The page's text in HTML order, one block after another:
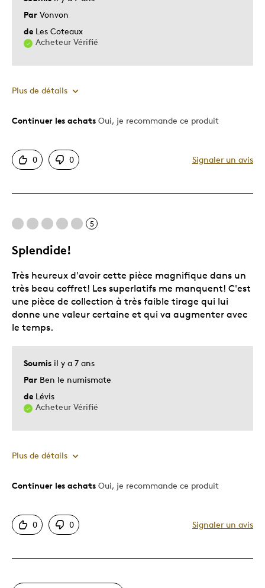
Par Vonvon
de Les Coteaux
Acheteur Vérifié
Plus de détails
Le pour
Motif attrayant
Très bonne qualité
Le contre
On peut toucher la pièce,case magnétique .
Les meilleures utilisations
Occasion spéciale
Décrivez-vous Guidé par la qualité
Continuer les achats Oui, je recommande ce produit
0 0 Signaler un avis
5
Splendide!
Soumis il y a 7 ans
Par Ben le numismate
de Lévis
Acheteur Vérifié
Très heureux d'avoir cette pièce magnifique dans un
très beau coffret! Les superlatifs me manquent! C'est
une pièce de collection à très faible tirage qui lui
donne une valeur certaine et qui va augmenter avec
le temps.
Plus de détails
Le pour
Motif attrayant
Très bonne qualité
Continuer les achats Oui, je recommande ce produit
0 0 Signaler un avis